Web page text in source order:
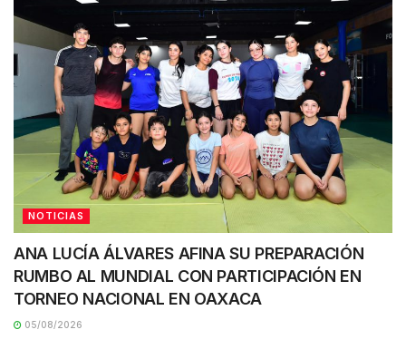
NOTICIAS
ANA LUCÍA ÁLVARES AFINA SU PREPARACIÓN
RUMBO AL MUNDIAL CON PARTICIPACIÓN EN
TORNEO NACIONAL EN OAXACA
05/08/2026